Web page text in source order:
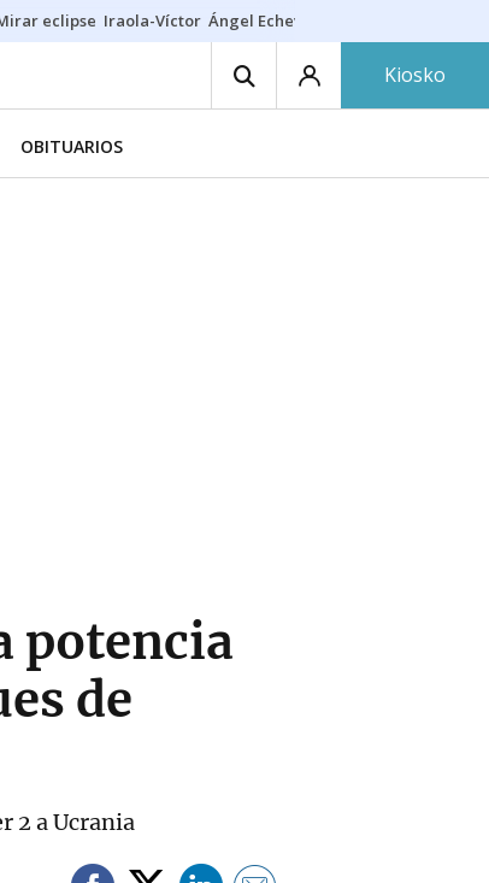
eclipse Iraola-Víctor Ángel Echeverría
Kiosko
OBITUARIOS
potencia
de
2 a Ucrania